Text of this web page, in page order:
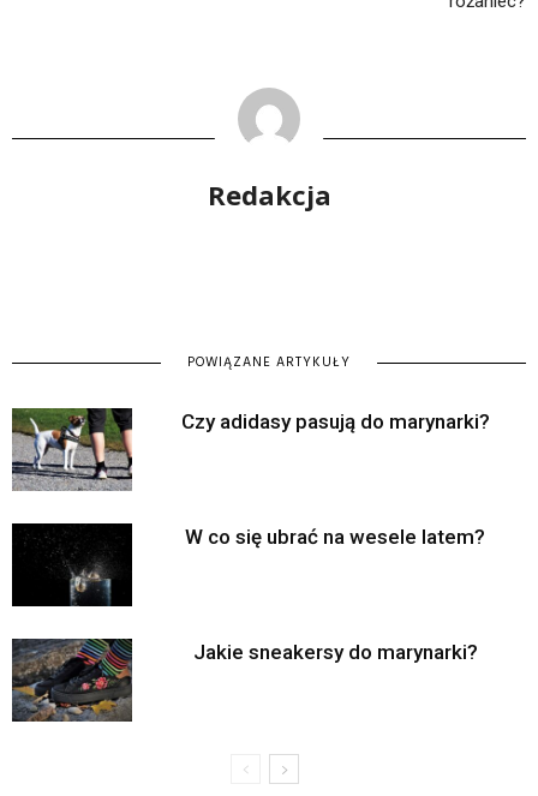
Redakcja
POWIĄZANE ARTYKUŁY
Czy adidasy pasują do marynarki?
W co się ubrać na wesele latem?
Jakie sneakersy do marynarki?